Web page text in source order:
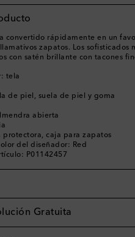
convertido rápidamente en un
zapatos. Los sofisticados
con satén brillante con tacones
tela
de piel, suela de piel y goma
abierta
protectora, caja para zapatos
del diseñador: Red
P01142457
Gratuita